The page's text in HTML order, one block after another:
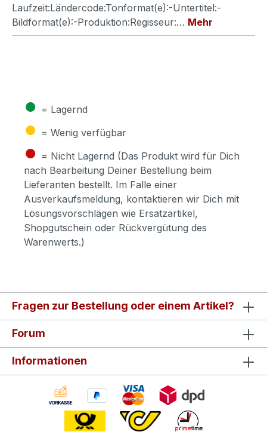
Laufzeit:Ländercode:Tonformat(e):-Untertitel:-
Bildformat(e):-Produktion:Regisseur:… Mehr
● = Lagernd
● = Wenig verfügbar
● = Nicht Lagernd (Das Produkt wird für Dich
nach Bearbeitung Deiner Bestellung beim
Lieferanten bestellt. Im Falle einer
Ausverkaufsmeldung, kontaktieren wir Dich mit
Lösungsvorschlägen wie Ersatzartikel,
Shopgutschein oder Rückvergütung des
Warenwerts.)
Fragen zur Bestellung oder einem Artikel?
Forum
Informationen